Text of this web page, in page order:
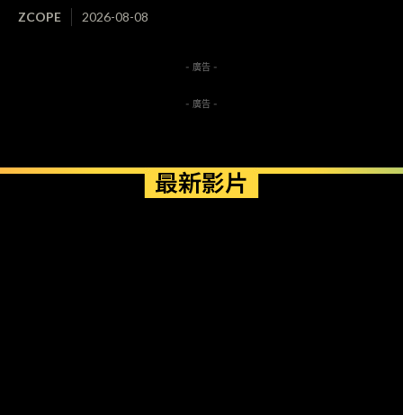
ZCOPE 2026-08-08
- 廣告 -
- 廣告 -
最新影片